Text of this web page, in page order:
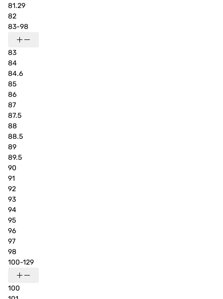
81.29
82
83-98
83
84
84.6
85
86
87
87.5
88
88.5
89
89.5
90
91
92
93
94
95
96
97
98
100-129
100